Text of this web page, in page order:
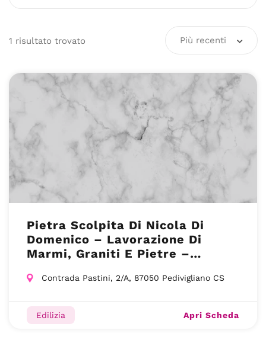
1 risultato trovato Più recenti
Pietra Scolpita Di Nicola Di
Domenico – Lavorazione Di
Marmi, Graniti E Pietre –
Contrada Pastini, 2/A, 87050 Pedivigliano CS
Edilizia Apri Scheda